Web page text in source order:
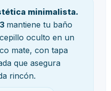
minimalista.
mantiene tu baño
oculto en un
mate, con tapa
que asegura
rincón.